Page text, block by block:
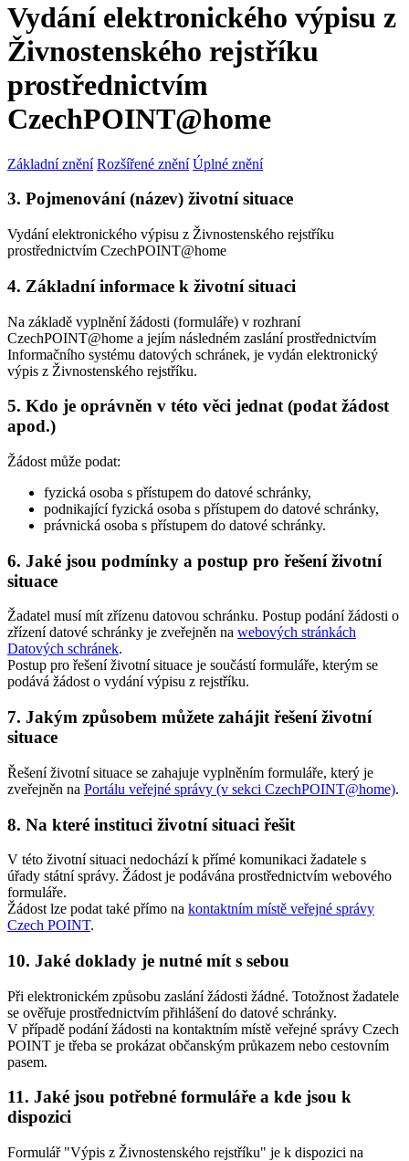
Vydání elektronického výpisu z
Živnostenského rejstříku
prostřednictvím
CzechPOINT@home
Základní znění Rozšířené znění Úplné znění
3. Pojmenování (název) životní situace
Vydání elektronického výpisu z Živnostenského rejstříku
prostřednictvím CzechPOINT@home
4. Základní informace k životní situaci
Na základě vyplnění žádosti (formuláře) v rozhraní
CzechPOINT@home a jejím následném zaslání prostřednictvím
Informačního systému datových schránek, je vydán elektronický
výpis z Živnostenského rejstříku.
5. Kdo je oprávněn v této věci jednat (podat žádost
apod.)
Žádost může podat:
fyzická osoba s přístupem do datové schránky,
podnikající fyzická osoba s přístupem do datové schránky,
právnická osoba s přístupem do datové schránky.
6. Jaké jsou podmínky a postup pro řešení životní
situace
Žadatel musí mít zřízenu datovou schránku. Postup podání žádosti o
zřízení datové schránky je zveřejněn na webových stránkách
Datových schránek.
Postup pro řešení životní situace je součástí formuláře, kterým se
podává žádost o vydání výpisu z rejstříku.
7. Jakým způsobem můžete zahájit řešení životní
situace
Řešení životní situace se zahajuje vyplněním formuláře, který je
zveřejněn na Portálu veřejné správy (v sekci CzechPOINT@home).
8. Na které instituci životní situaci řešit
V této životní situaci nedochází k přímé komunikaci žadatele s
úřady státní správy. Žádost je podávána prostřednictvím webového
formuláře.
Žádost lze podat také přímo na kontaktním místě veřejné správy
Czech POINT.
10. Jaké doklady je nutné mít s sebou
Při elektronickém způsobu zaslání žádosti žádné. Totožnost žadatele
se ověřuje prostřednictvím přihlášení do datové schránky.
V případě podání žádosti na kontaktním místě veřejné správy Czech
POINT je třeba se prokázat občanským průkazem nebo cestovním
pasem.
11. Jaké jsou potřebné formuláře a kde jsou k
dispozici
Formulář "Výpis z Živnostenského rejstříku" je k dispozici na